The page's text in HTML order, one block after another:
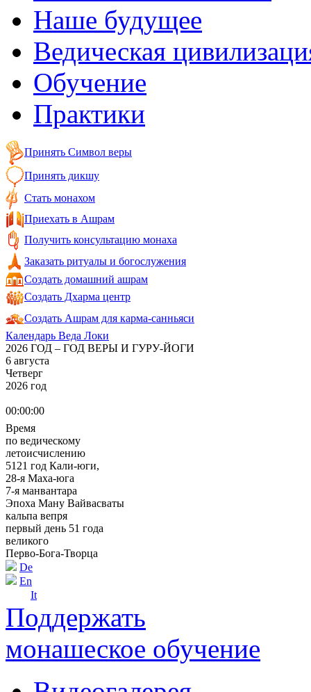
Наше будущее
Ведическая
Обучение
Практики
Принять Символ веры
Принять дикшу
Стать монахом
Приехать в Ашрам
Получить консультацию монаха
Заказать ритуалы и богослужения
Создать домашний ашрам
Создать Дхарма центр
Создать Ашрам для карма-санньяси
Календарь Веда Локи
2026 ГОД – ГОД ВЕРЫ И ГУРУ-ЙОГИ
6 августа
Четверг
2026 год
00:00:00
Время
по ведическому
летоисчислению
5121 год Кали-юги,
28-я Маха-юга
7-я манвантара
Эпоха Ману Вайвасваты
кальпа вепря
первый день 51 года
великого
Перво-Бога-Творца
De
En
It
Поддержать
монашеское обучение